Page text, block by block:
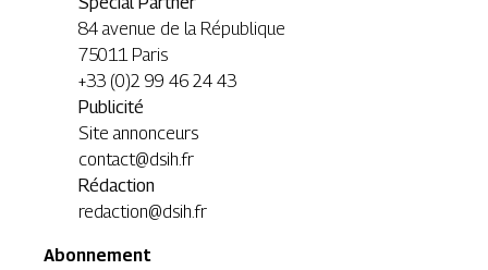
84 avenue de la République
75011 Paris
+33 (0)2 99 46 24 43
Publicité
Site annonceurs
contact@dsih.fr
Rédaction
redaction@dsih.fr
Abonnement